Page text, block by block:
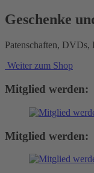
Geschenke
Patenschaften, DVDs,
Weiter zum Shop
Mitglied werden:
Mitglied werden: